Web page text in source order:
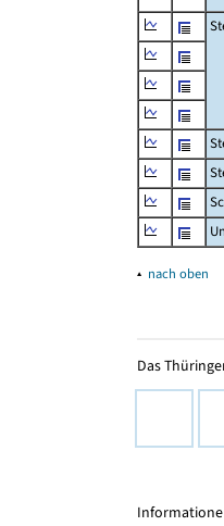
▴ nach oben
Das